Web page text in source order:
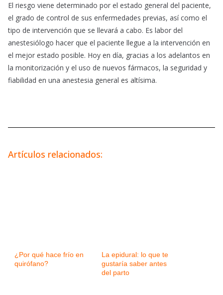
El riesgo viene determinado por el estado general del paciente,
el grado de control de sus enfermedades previas, así como el
tipo de intervención que se llevará a cabo. Es labor del
anestesiólogo hacer que el paciente llegue a la intervención en
el mejor estado posible. Hoy en día, gracias a los adelantos en
la monitorización y el uso de nuevos fármacos, la seguridad y
fiabilidad en una anestesia general es altísima.
Artículos relacionados:
¿Por qué hace frío en
quirófano?
La epidural: lo que te
gustaría saber antes
del parto